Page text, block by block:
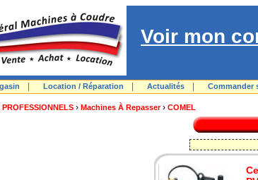
Voir mon
Location / Réparation Actualités Commander
PROFESSIONNELS › Machines À Repasser› COMEL